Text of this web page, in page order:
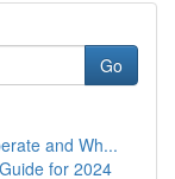
Go
and Wh...
for 2024